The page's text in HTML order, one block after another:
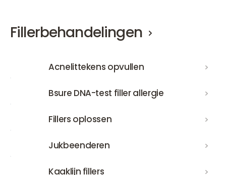
Fillerbehandelingen
Acnelittekens opvullen
Acnelittekens opvullen
Bsure DNA-test filler allergie
Bsure DNA-test filler allergie
Fillers oplossenFillers oplossen
JukbeenderenJukbeenderen
Kaaklijn fillersKaaklijn fillers